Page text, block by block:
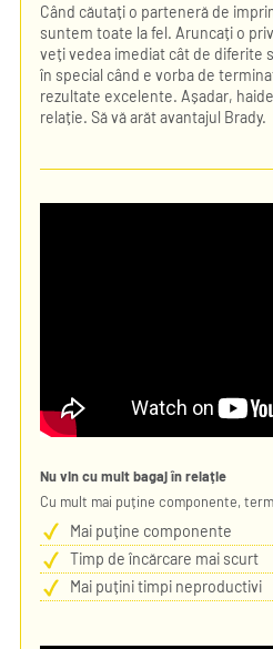
Când căutați o parteneră de
suntem toate la fel. Aruncați o
veți vedea imediat cât de diferite
în special când e vorba de
rezultate excelente. Așadar,
relație. Să vă arăt avantajul Brady.
Nu vin cu mult bagaj în relație
Cu mult mai puține componente,
Mai puține componente
Timp de încărcare mai scurt
Mai puțini timpi neproductivi